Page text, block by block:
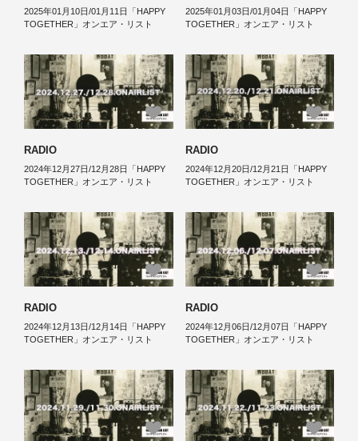
2025年01月10日/01月11日「HAPPY
TOGETHER」オンエア・リスト
2025年01月03日/01月04日「HAPPY
TOGETHER」オンエア・リスト
RADIO
2024年12月27日/12月28日「HAPPY
TOGETHER」オンエア・リスト
RADIO
2024年12月20日/12月21日「HAPPY
TOGETHER」オンエア・リスト
RADIO
2024年12月13日/12月14日「HAPPY
TOGETHER」オンエア・リスト
RADIO
2024年12月06日/12月07日「HAPPY
TOGETHER」オンエア・リスト